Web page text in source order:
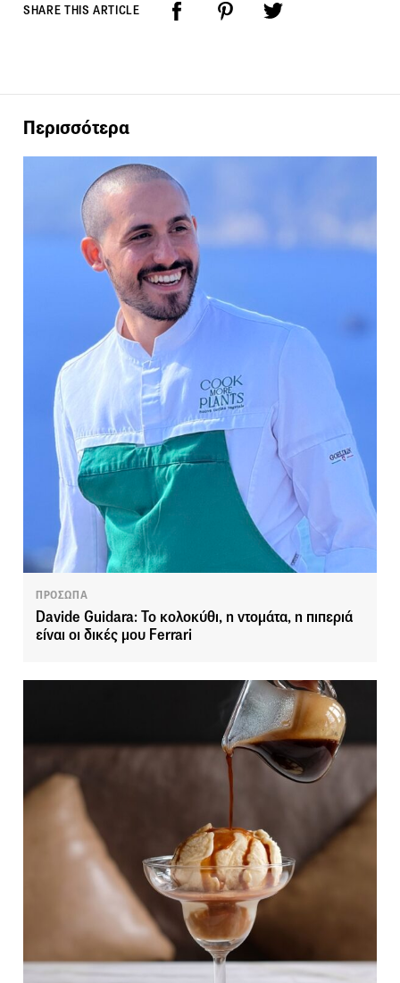
SHARE THIS ARTICLE
Περισσότερα
ΠΡΟΣΩΠΑ
Davide Guidara: Το κολοκύθι, η ντομάτα, η πιπεριά
είναι οι δικές μου Ferrari